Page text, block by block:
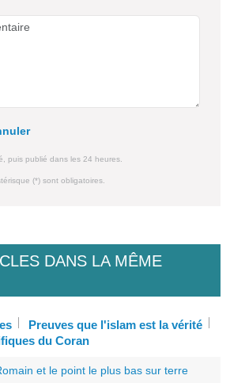
puis publié dans les 24 heures.
(*) sont obligatoires.
DANS LA MÊME
Preuves que l'islam est la vérité
du Coran
et le point le plus bas sur terre